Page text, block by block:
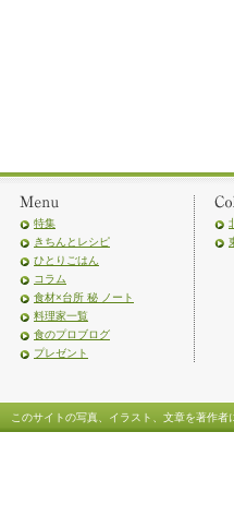
特集
きちんとレシピ
ひとりごはん
コラム
食材×台所 秘 ノート
料理家一覧
食のプロブログ
プレゼント
このサイトの写真、イラスト、文章を著作